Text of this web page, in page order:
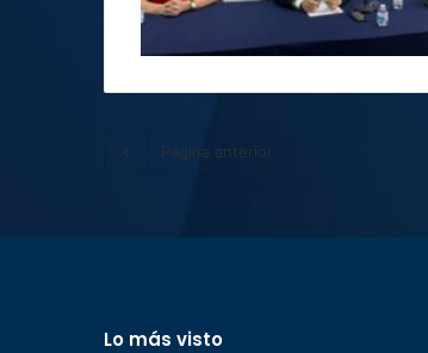
Página anterior
Lo más visto